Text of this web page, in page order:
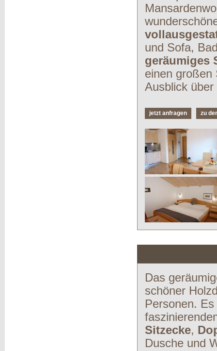
und Sofa,
geräumiges
einen großen
Ausblick
jetzt anfragen zu
Das
schöner
Personen.
Sitzecke,
Dusche und